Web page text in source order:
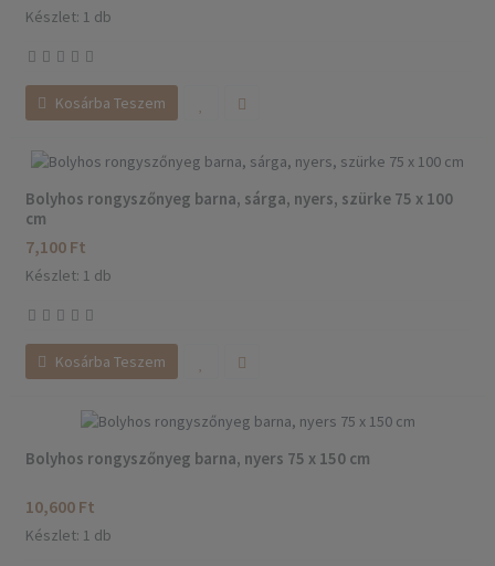
Készlet: 1 db
Kosárba Teszem
Bolyhos rongyszőnyeg barna, sárga, nyers, szürke 75 x 100
cm
7,100 Ft
Készlet: 1 db
Kosárba Teszem
Bolyhos rongyszőnyeg barna, nyers 75 x 150 cm
10,600 Ft
Készlet: 1 db